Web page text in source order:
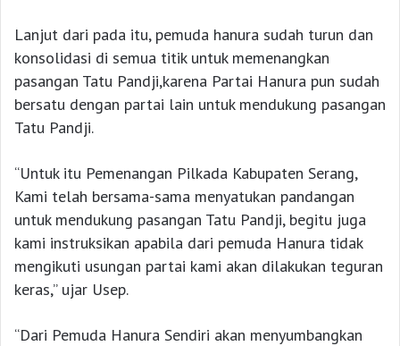
Lanjut dari pada itu, pemuda hanura sudah turun dan
konsolidasi di semua titik untuk memenangkan
pasangan Tatu Pandji,karena Partai Hanura pun sudah
bersatu dengan partai lain untuk mendukung pasangan
Tatu Pandji.
“Untuk itu Pemenangan Pilkada Kabupaten Serang,
Kami telah bersama-sama menyatukan pandangan
untuk mendukung pasangan Tatu Pandji, begitu juga
kami instruksikan apabila dari pemuda Hanura tidak
mengikuti usungan partai kami akan dilakukan teguran
keras,” ujar Usep.
“Dari Pemuda Hanura Sendiri akan menyumbangkan